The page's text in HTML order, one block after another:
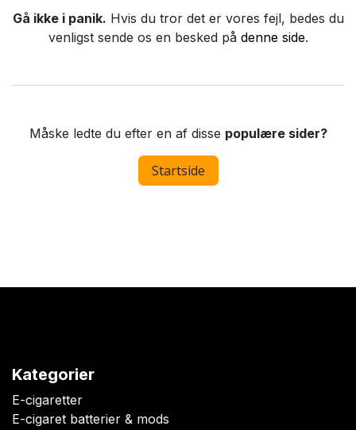
Gå ikke i panik. Hvis du tror det er vores fejl, bedes du
venligst sende os en besked på denne side.
Måske ledte du efter en af disse populære sider?
Startside
Kategorier
E-cigaretter
E-cigaret batterier & mods